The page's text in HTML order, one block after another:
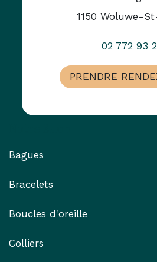
1150 Woluwe-
02 772 93
PRENDRE
Bagues
Bracelets
Boucles d'oreille
Colliers